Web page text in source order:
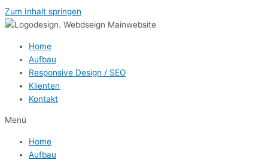
Zum Inhalt springen
Home
Aufbau
Responsive Design / SEO
Klienten
Kontakt
Menü
Home
Aufbau